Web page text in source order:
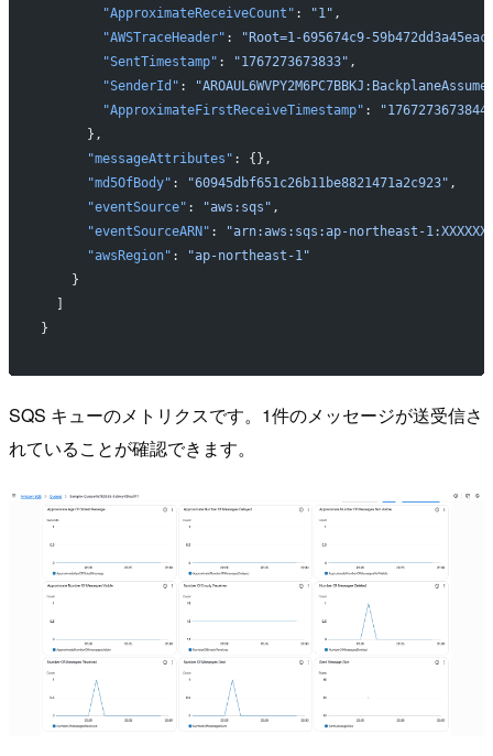
        "ApproximateReceiveCount"
: "1" ,
        "AWSTraceHeader"
:
"Root=1-695674c9-
        "SentTimestamp"
: "1767273673833" ,
        "SenderId"
:
        "ApproximateFirstReceiveTimestamp"
:
      },
      "messageAttributes"
: {},
      "md5OfBody"
: "60945dbf651c26b11be8821471a2c923" ,
      "eventSource"
: "aws:sqs" ,
      "eventSourceARN"
:
"arn:aws:sqs:ap-northeast-
      "awsRegion"
:
"ap-northeast-1"
    }
}
SQS キューのメトリクスです。1件のメッセージが送受信さ
れていることが確認できます。